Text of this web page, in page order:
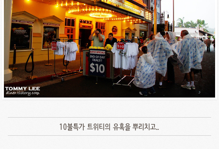
10불특가 트위티의 유혹을 뿌리치고..